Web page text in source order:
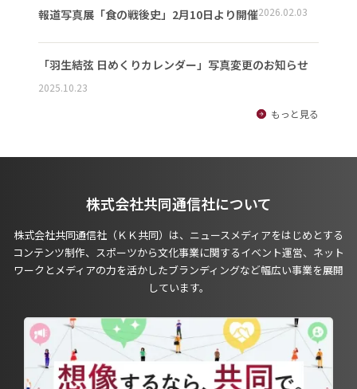
報道写真展「食の戦後史」2月10日より開催2026.02.03
「羽生結弦 日めくりカレンダー」写真変更のお知らせ
2025.10.23
もっと見る
株式会社共同通信社について
株式会社共同通信社（ＫＫ共同）は、ニュースメディアをはじめとする
コンテンツ制作、スポーツから文化事業に関するイベント運営、ネット
ワークとメディアの力を活かしたブランディングなど幅広い事業を展開
しています。